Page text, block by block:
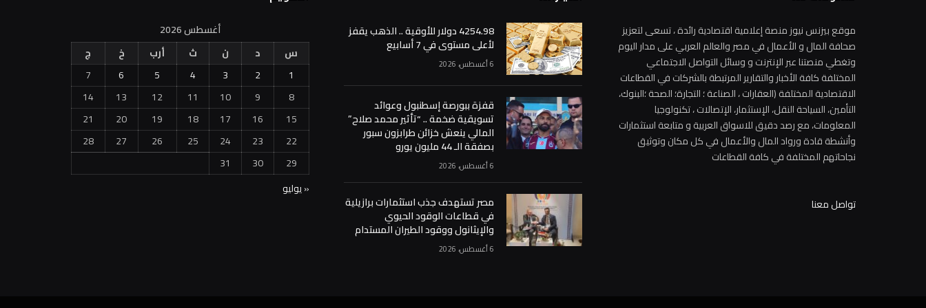
موقع بيزنس نيوز منصة إعلامية اقتصادية رائدة ، تسعى لتعزيز
صحافة المال و الأعمال في مصر والعالم العربي على مدار اليوم
وتغطي منصتنا عبر الإنترنت و وسائل التواصل الاجتماعي
المختلفة كافة الأخبار والتقارير المرتبطة بالشركات في القطاعات
الاقتصادية المختلفة (العقارات ، الصناعة ؛ التجارة؛ الصحة ؛البنوك،
التأمين، السياحة النقل، الإستثمار، الإتصالات ، تكنولوجيا
المعلومات، مع رصد دقيق للاسواق العربية و متابعة استثمارات
وأنشطة قادة ورواد المال والأعمال في كل مكان وتوثيق
نجاحاتهم المختلفة في كافة القطاعات
تواصل معنا
4254.98 دولار للأوقية .. الذهب يقفز
لأعلى مستوى في 7 أسابيع
6 أغسطس، 2026
قفزة ببورصة إسطنبول وعوائد
تسويقية ضخمة .. “تأثير محمد صلاح”
المالي ينعش خزائن طرابزون سبور
بصفقة الـ 44 مليون يورو
6 أغسطس، 2026
مصر تستهدف جذب استثمارات برازيلية
في قطاعات الوقود الحيوي
والإيثانول ووقود الطيران المستدام
6 أغسطس، 2026
أغسطس 2026
س
د ن ث أرب خ
ج
1
2
3
4
5
6
7
8
9
10
11
12
13
14
15
16
17
18
19
20
21
22
23
24
25
26
27
28
29
30
31
« يوليو